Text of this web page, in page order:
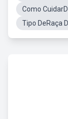
Como
Tipo DeRaça